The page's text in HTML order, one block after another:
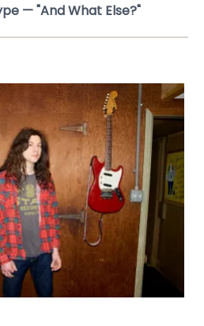
— "And What Else?"